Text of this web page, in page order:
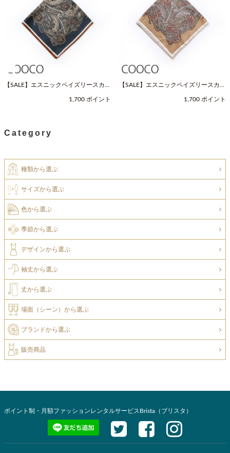
【SALE】エスニックペイズリースカー
1,700 ポイント
【SALE】エスニックペイズリースカー
1,700 ポイント
Category
種類から選ぶ
サイズから選ぶ
色から選ぶ
季節から選ぶ
デザインから選ぶ
袖丈から選ぶ
丈から選ぶ
場面（シーン）から選ぶ
ブランドから選ぶ
販売商品
ポイント制・月額ファッションレンタルサービスBrista（ブリスタ）